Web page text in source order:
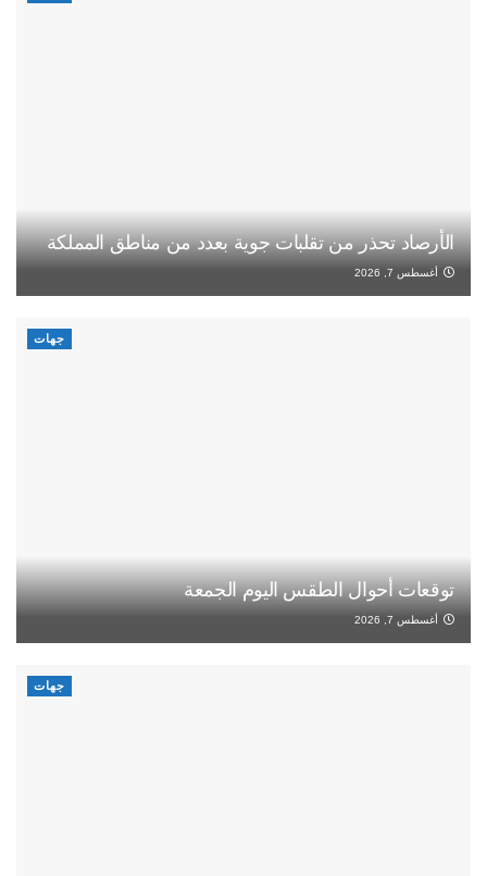
الأرصاد تحذر من تقلبات جوية بعدد من مناطق المملكة
أغسطس 7, 2026
جهات
توقعات أحوال الطقس اليوم الجمعة
أغسطس 7, 2026
جهات